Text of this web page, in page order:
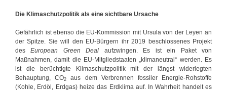
Die Klimaschutzpolitik als eine sichtbare Ursache
Gefährlich ist ebenso die EU-Kommission mit Ursula von der Leyen an
der Spitze. Sie will den EU-Bürgern ihr 2019 beschlossenes Projekt
desEuropean Green Deal aufzwingen. Es ist ein Paket von
Maßnahmen, damit die EU-Mitgliedstaaten „klimaneutral“ werden. Es
ist die berüchtigte Klimaschutzpolitik mit der längst widerlegten
Behauptung, CO2
aus dem Verbrennen fossiler Energie-Rohstoffe
(Kohle, Erdöl, Erdgas) heize das Erdklima auf. In Wahrheit handelt es